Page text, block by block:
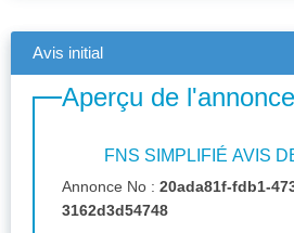
Avis initial
Aperçu de l'annonce
FNS SIMPLIFIÉ AVIS
Annonce No : 20ada81f-fdb1-
3162d3d54748